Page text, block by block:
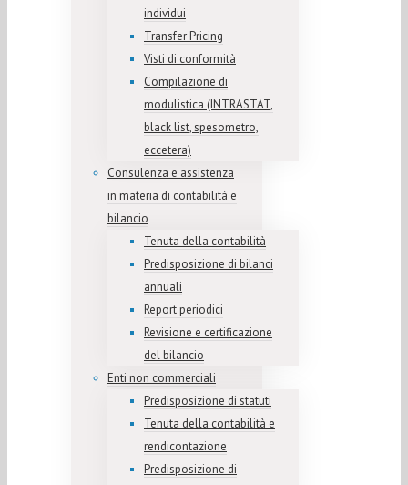
individui
Transfer Pricing
Visti di conformità
Compilazione di
modulistica (INTRASTAT,
black list, spesometro,
eccetera)
Consulenza e assistenza
in materia di contabilità e
bilancio
Tenuta della contabilità
Predisposizione di bilanci
annuali
Report periodici
Revisione e certificazione
del bilancio
Enti non commerciali
Predisposizione di statuti
Tenuta della contabilità e
rendicontazione
Predisposizione di